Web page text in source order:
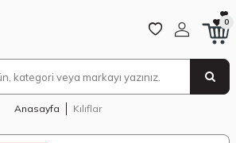
0
Anasayfa Kılıflar